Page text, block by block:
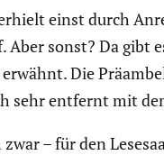
einst durch
sonst? Da gibt
Die
entfernt mit
– für den